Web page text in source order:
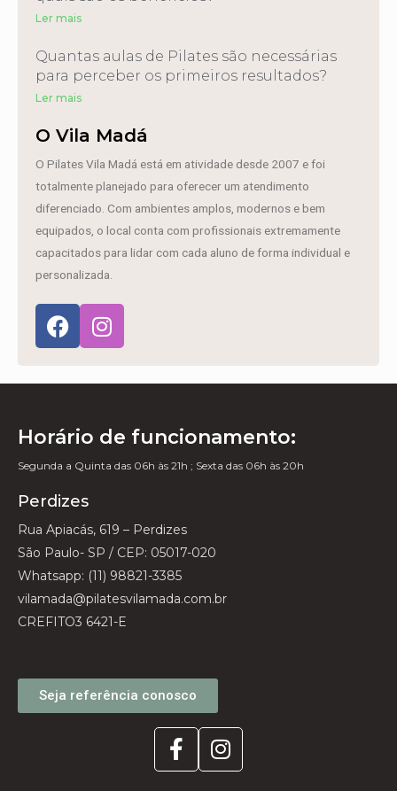
Ler mais
Quantas aulas de Pilates são necessárias
para perceber os primeiros resultados?
Ler mais
O Vila Madá
O Pilates Vila Madá está em atividade desde 2007 e foi
totalmente planejado para oferecer um atendimento
diferenciado. Com ambientes amplos, modernos e bem
equipados, o local conta com profissionais extremamente
capacitados para lidar com cada aluno de forma individual e
personalizada.
Horário de funcionamento:
Segunda a Quinta das 06h às 21h ; Sexta das 06h às 20h
Perdizes
Rua Apiacás, 619 – Perdizes
São Paulo- SP / CEP: 05017-020
Whatsapp: (11) 98821-3385
vilamada@pilatesvilamada.com.br
CREFITO3 6421-E
Seja referência conosco